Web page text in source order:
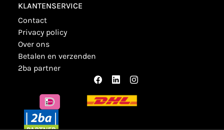
KLANTENSERVICE
contact
privacy policy
over ons
betalen en verzenden
2ba partner